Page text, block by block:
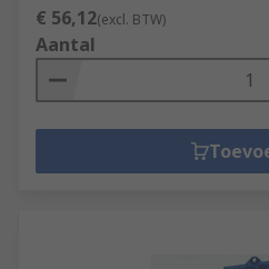
€ 56,12(excl. BTW)
Aantal